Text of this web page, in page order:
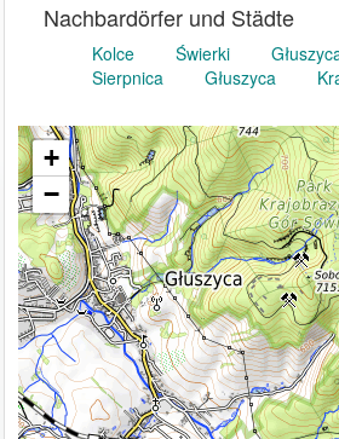
Nachbardörfer und Städte
Kolce Świerki
Sierpnica
Głuszyca
+
−